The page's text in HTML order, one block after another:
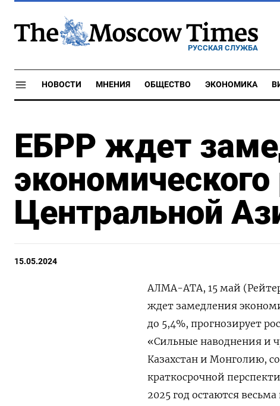
РУССКАЯ СЛУЖБА
НОВОСТИ МНЕНИЯ ОБЩЕСТВО ЭКОНОМИКА
ЕБРР ждет
экономического
Центральной
15.05.2024
АЛМА-АТА, 15 май
ждет замедления
до 5,4%, прогнозирует
«Сильные наводнения и
Казахстан и Монголию,
краткосрочной
2025 год остаются